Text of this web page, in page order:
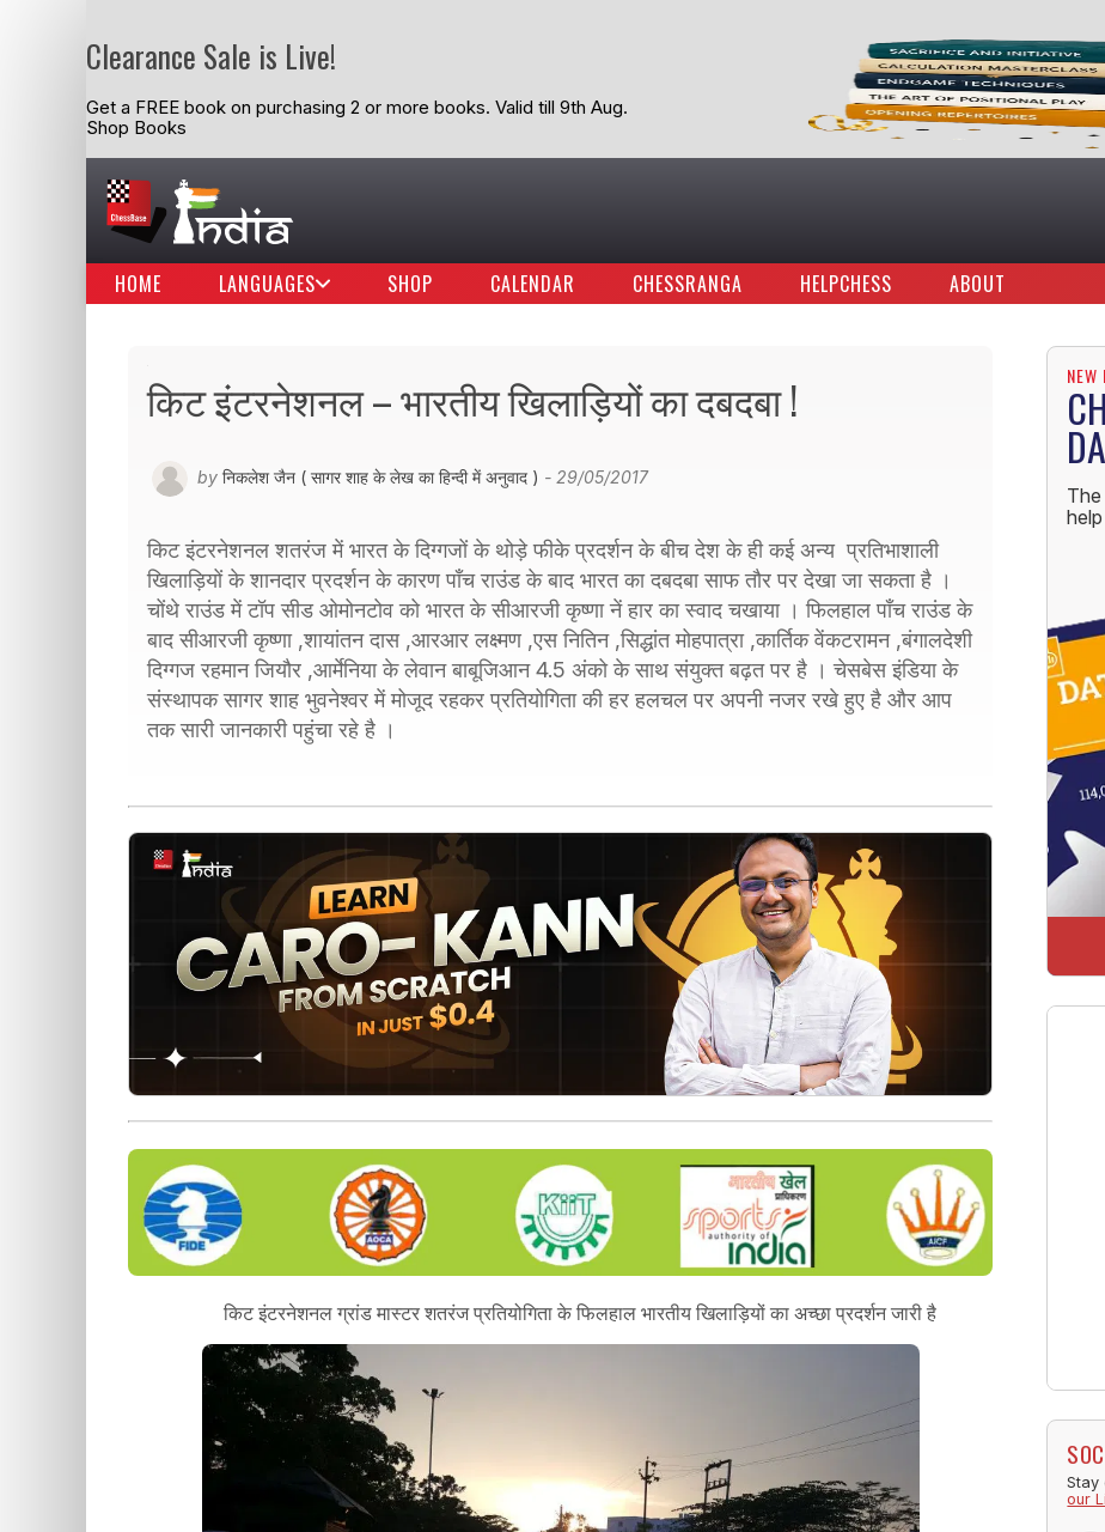
Clearance Sale is Live!
Get a FREE book on purchasing 2 or more books. Valid till 9th Aug.
Shop Books
HOME LANGUAGES SHOP CALENDAR CHESSRANGA HELPCHESS ABOUT
किट इंटरनेशनल – भारतीय खिलाड़ियों का दबदबा !
by निकलेश जैन ( सागर शाह के लेख का हिन्दी में अनुवाद ) - 29/05/2017
किट इंटरनेशनल शतरंज में भारत के दिग्गजों के थोड़े फीके प्रदर्शन के बीच देश के ही कई अन्य प्रतिभाशाली
खिलाड़ियों के शानदार प्रदर्शन के कारण पाँच राउंड के बाद भारत का दबदबा साफ तौर पर देखा जा सकता है ।
चोंथे राउंड में टॉप सीड ओमोनटोव को भारत के सीआरजी कृष्णा नें हार का स्वाद चखाया । फिलहाल पाँच राउंड के
बाद सीआरजी कृष्णा ,शायांतन दास ,आरआर लक्ष्मण ,एस नितिन ,सिद्धांत मोहपात्रा ,कार्तिक वेंकटरामन ,बंगालदेशी
दिग्गज रहमान जियौर ,आर्मेनिया के लेवान बाबूजिआन 4.5 अंको के साथ संयुक्त बढ़त पर है । चेसबेस इंडिया के
संस्थापक सागर शाह भुवनेश्वर में मोजूद रहकर प्रतियोगिता की हर हलचल पर अपनी नजर रखे हुए है और आप
तक सारी जानकारी पहुंचा रहे है ।
किट इंटरनेशनल ग्रांड मास्टर शतरंज प्रतियोगिता के फिलहाल भारतीय खिलाड़ियों का अच्छा प्रदर्शन जारी है
NEW
Stay
our